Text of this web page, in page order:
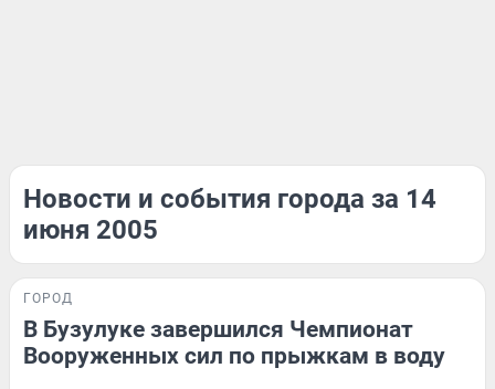
Новости и события города за 14
июня 2005
ГОРОД
В Бузулуке завершился Чемпионат
Вооруженных сил по прыжкам в воду